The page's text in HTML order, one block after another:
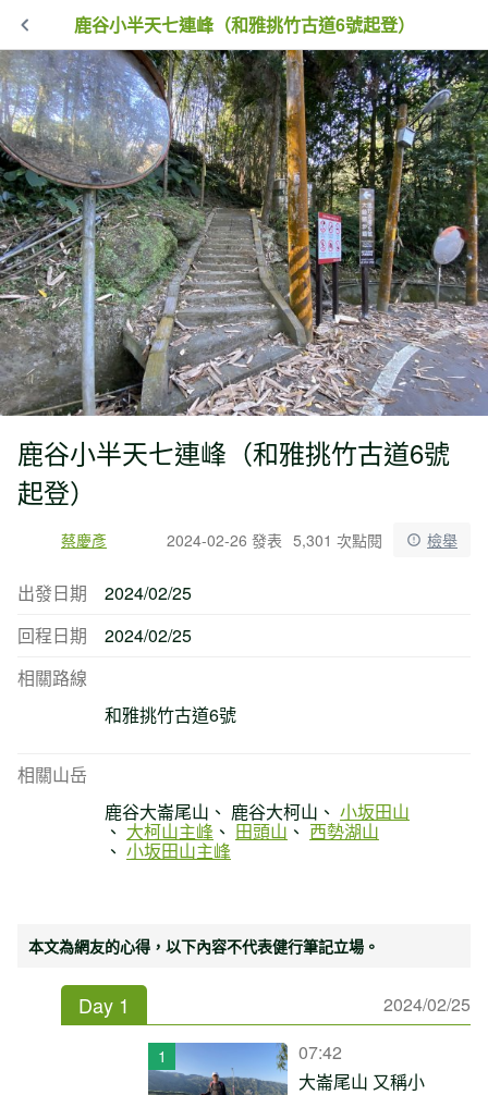
鹿谷小半天七連峰（和雅挑竹古道6號起登）
鹿谷小半天七連峰（和雅挑竹古道6號
起登）
蔡慶彥 2024-02-26 發表 5,301 次點閱 檢舉
出發日期
2024/02/25
回程日期
2024/02/25
相關路線
和雅挑竹古道6號
相關山岳
鹿谷大崙尾山
鹿谷大柯山 小坂田山
大柯山主峰 田頭山 西勢湖山
小坂田山主峰
本文為網友的心得，以下內容不代表健行筆記立場。
Day 1
2024/02/25
07:42
大崙尾山 又稱小